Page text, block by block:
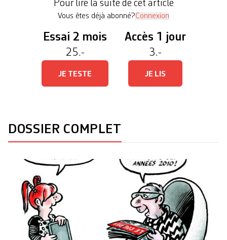
en particulier, dans vingt ans? […]
Pour lire la suite de cet article
Vous êtes déjà abonné?Connexion
Essai 2 mois
25.-
JE TESTE
Accès 1 jour
3.-
JE LIS
DOSSIER COMPLET